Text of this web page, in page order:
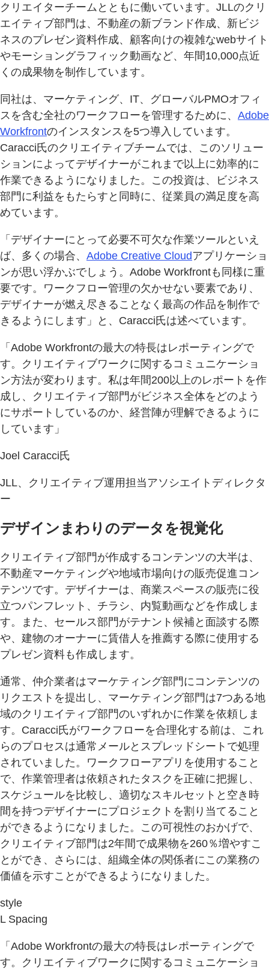
クリエイターチームとともに働いています。JLLのクリ
エイティブ部門は、不動産の新ブランド作成、新ビジ
ネスのプレゼン資料作成、顧客向けの複雑なwebサイト
やモーショングラフィック動画など、年間10,000点近
くの成果物を制作しています。
同社は、マーケティング、IT、グローバルPMOオフィ
スを含む全社のワークフローを管理するために、 Adobe
Workfrontのインスタンスを5つ導入しています。
Caracci氏のクリエイティブチームでは、このソリュー
ションによってデザイナーがこれまで以上に効率的に
作業できるようになりました。この投資は、ビジネス
部門に利益をもたらすと同時に、従業員の満足度を高
めています。
「デザイナーにとって必要不可欠な作業ツールといえ
ば、多くの場合、 Adobe Creative Cloudアプリケーショ
ンが思い浮かぶでしょう。Adobe Workfrontも同様に重
要です。ワークフロー管理の欠かせない要素であり、
デザイナーが燃え尽きることなく最高の作品を制作で
きるようにします」と、Caracci氏は述べています。
「Adobe Workfrontの最大の特長はレポーティングで
す。クリエイティブワークに関するコミュニケーショ
ン方法が変わります。私は年間200以上のレポートを作
成し、クリエイティブ部門がビジネス全体をどのよう
にサポートしているのか、経営陣が理解できるように
しています」
Joel Caracci氏
JLL、クリエイティブ運用担当アソシエイトディレクタ
ー
デザインまわりのデータを視覚化
クリエイティブ部門が作成するコンテンツの大半は、
不動産マーケティングや地域市場向けの販売促進コン
テンツです。デザイナーは、商業スペースの販売に役
立つパンフレット、チラシ、内覧動画などを作成しま
す。また、セールス部門がテナント候補と面談する際
や、建物のオーナーに賃借人を推薦する際に使用する
プレゼン資料も作成します。
通常、仲介業者はマーケティング部門にコンテンツの
リクエストを提出し、マーケティング部門は7つある地
域のクリエイティブ部門のいずれかに作業を依頼しま
す。Caracci氏がワークフローを合理化する前は、これ
らのプロセスは通常メールとスプレッドシートで処理
されていました。ワークフローアプリを使用すること
で、作業管理者は依頼されたタスクを正確に把握し、
スケジュールを比較し、適切なスキルセットと空き時
間を持つデザイナーにプロジェクトを割り当てること
ができるようになりました。この可視性のおかげで、
クリエイティブ部門は2年間で成果物を260％増やすこ
とができ、さらには、組織全体の関係者にこの業務の
価値を示すことができるようになりました。
style
L Spacing
「Adobe Workfrontの最大の特長はレポーティングで
す。クリエイティブワークに関するコミュニケーショ